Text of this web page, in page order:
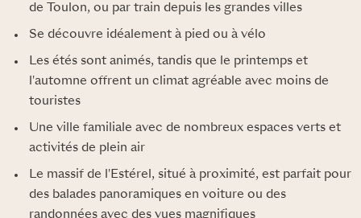
de Toulon, ou par train depuis les grandes villes
Se découvre idéalement à pied ou à vélo
Les étés sont animés, tandis que le printemps et
l'automne offrent un climat agréable avec moins de
touristes
Une ville familiale avec de nombreux espaces verts et
activités de plein air
Le massif de l'Estérel, situé à proximité, est parfait pour
des balades panoramiques en voiture ou des
randonnées avec des vues magnifiques